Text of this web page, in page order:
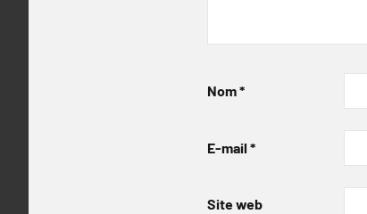
Nom*
E-mail *
Site web